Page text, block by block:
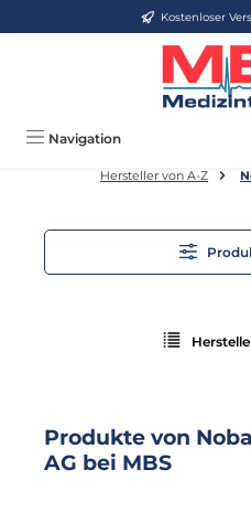
Zum Hauptinhalt springenKostenloser
Navigation
Hersteller von A-Z
Produkte von
AG bei MBS